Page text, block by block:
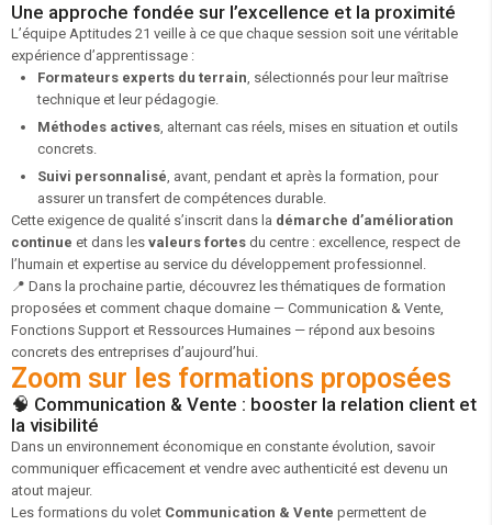
Une approche fondée sur l’excellence et la proximité
L’équipe Aptitudes 21 veille à ce que chaque session soit une véritable
expérience d’apprentissage :
Formateurs experts du terrain, sélectionnés pour leur maîtrise
technique et leur pédagogie.
Méthodes actives, alternant cas réels, mises en situation et outils
concrets.
Suivi personnalisé, avant, pendant et après la formation, pour
assurer un transfert de compétences durable.
Cette exigence de qualité s’inscrit dans la démarche d’amélioration
continue et dans les valeurs fortes du centre : excellence, respect de
l’humain et expertise au service du développement professionnel.
📍 Dans la prochaine partie, découvrez les thématiques de formation
proposées et comment chaque domaine — Communication & Vente,
Fonctions Support et Ressources Humaines — répond aux besoins
concrets des entreprises d’aujourd’hui.
Zoom sur les formations proposées
🧠 Communication & Vente : booster la relation client et
la visibilité
Dans un environnement économique en constante évolution, savoir
communiquer efficacement et vendre avec authenticité est devenu un
atout majeur.
Les formations du volet Communication & Vente permettent de